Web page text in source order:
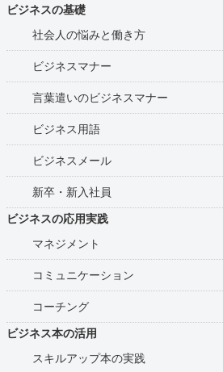
ビジネスの基礎
社会人の悩みと働き方
ビジネスマナー
言葉遣いのビジネスマナー
ビジネス用語
ビジネスメール
新卒・新入社員
ビジネスの応用実践
マネジメント
コミュニケーション
コーチング
ビジネス本の活用
スキルアップ本の実践